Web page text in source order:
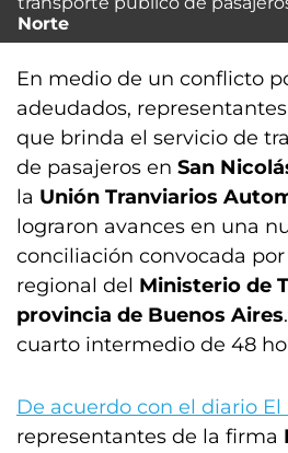
Norte
En medio de un conflicto
adeudados,
que brinda el servicio de
de pasajeros en San
la Unión Tranviarios
lograron avances en una
conciliación convocada
regional del Ministerio de
provincia de Buenos Aires
cuarto intermedio de 48
De acuerdo con el diario El
representantes de la firma